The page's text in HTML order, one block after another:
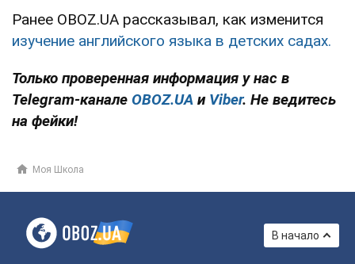
Ранее OBOZ.UA рассказывал, как изменится
изучение английского языка в детских садах.
Только проверенная информация у нас в
Telegram-канале OBOZ.UA и Viber. Не ведитесь
на фейки!
Моя Школа
В начало